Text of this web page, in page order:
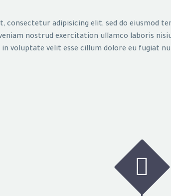
consectetur adipisicing elit, sed do eiusmod
nostrud exercitation ullamco laboris
voluptate velit esse cillum dolore eu fugiat

